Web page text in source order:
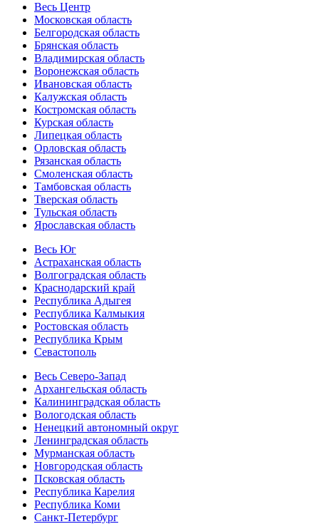
Весь Центр
Московская область
Белгородская область
Брянская область
Владимирская область
Воронежская область
Ивановская область
Калужская область
Костромская область
Курская область
Липецкая область
Орловская область
Рязанская область
Смоленская область
Тамбовская область
Тверская область
Тульская область
Ярославская область
Весь Юг
Астраханская область
Волгоградская область
Краснодарский край
Республика Адыгея
Республика Калмыкия
Ростовская область
Республика Крым
Севастополь
Весь Северо-Запад
Архангельская область
Калининградская область
Вологодская область
Ненецкий автономный округ
Ленинградская область
Мурманская область
Новгородская область
Псковская область
Республика Карелия
Республика Коми
Санкт-Петербург